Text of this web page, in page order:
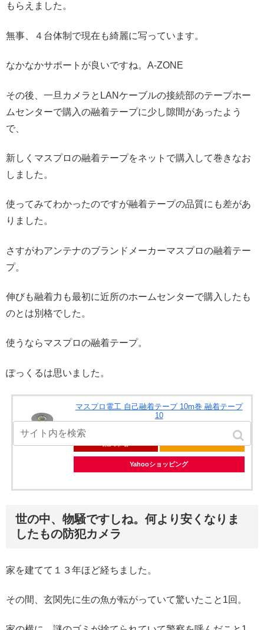
もらえました。
無事、４台体制で現在も綺麗に写っています。
なかなかサポートが良いですね。A-ZONE
その後、一旦カメラとLANケーブルの接続部のテープホー
ムセンターで購入の融着テープに少し隙間があったよう
で、
新しくマスプロの融着テープをネットで購入して巻きなお
しました。
使ってみてわかったのですが融着テープの品質にも差があ
りました。
さすがわアンテナのブランドメーカーマスプロの融着テー
プ。
伸びも融着力も最初に近所のホームセンターで購入したも
のとは別格でした。
使うならマスプロの融着テープ。
ぽっくるは思いました。
マスプロ電工 自己融着テープ 10m巻 融着テープ
10
Yahooショッピング
世の中、物騒ですしね。何より安くなりま
したもの防犯カメラ
家を建てて１３年ほど経ちました。
その間、玄関先に生の魚が転がっていて驚いたこと1回。